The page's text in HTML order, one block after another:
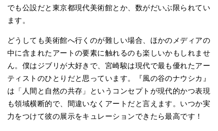
でも公設だと東京都現代美術館とか、数がだいぶ限られてい
ます。
どうしても美術館へ行くのが難しい場合、ほかのメディアの
中に含まれたアートの要素に触れるのも楽しいかもしれませ
ん。僕はジブリが大好きで、宮崎駿は現代で最も優れたアー
ティストのひとりだと思っています。『風の谷のナウシカ』
は「人間と自然の共存」というコンセプトが現代的かつ表現
も領域横断的で、間違いなくアートだと言えます。いつか実
力をつけて彼の展示をキュレーションできたら最高です！